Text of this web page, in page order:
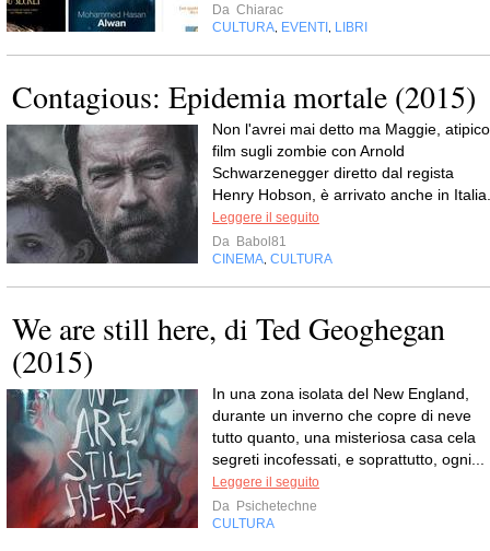
Da Chiarac
CULTURA EVENTI LIBRI
Contagious: Epidemia mortale (2015)
Non l'avrei mai detto ma Maggie, atipico
film sugli zombie con Arnold
Schwarzenegger diretto dal regista
Henry Hobson, è arrivato anche in Italia.
Leggere il seguito
Da Babol81
CINEMA CULTURA
We are still here, di Ted Geoghegan
(2015)
In una zona isolata del New England,
durante un inverno che copre di neve
tutto quanto, una misteriosa casa cela
segreti incofessati, e soprattutto, ogni...
Leggere il seguito
Da Psichetechne
CULTURA